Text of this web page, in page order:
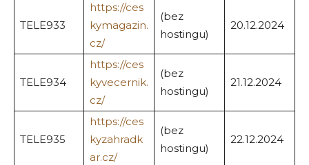
TELE933
https://ces
kymagazin.
cz/
(bez
hostingu)
20.12.2024
TELE934
https://ces
kyvecernik.
cz/
(bez
hostingu)
21.12.2024
TELE935
https://ces
kyzahradk
ar.cz/
(bez
hostingu)
22.12.2024